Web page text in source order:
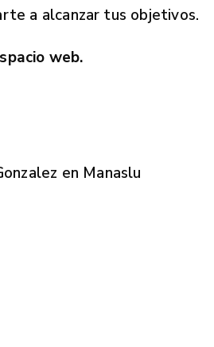
a alcanzar tus objetivos.
web.